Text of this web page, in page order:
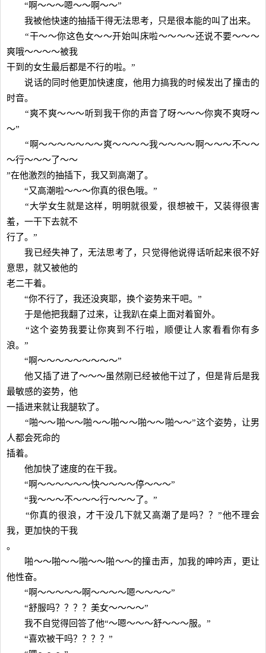
“啊～～～嗯～～啊～～”
我被他快速的抽插干得无法思考，只是很本能的叫了出来。
“干～～你这色女～～开始叫床啦～～～～还说不要～～～
爽哦～～～～被我
干到的女生最后都是不行的啦。”
说话的同时他更加快速度，他用力搞我的时候发出了撞击的
时音。
“爽不爽～～～听到我干你的声音了呀～～～你爽不爽呀～
～”
“啊～～～～～～～爽～～～～我～～～～啊～～～不～～
～行～～～了～～
”在他激烈的抽插下，我又到高潮了。
“又高潮啦～～～你真的很色哦。”
“大学女生就是这样，明明就很爱，很想被干，又装得很害
羞，一干下去就不
行了。”
我已经失神了，无法思考了，只觉得他说得话听起来很不好
意思，就又被他的
老二干着。
“你不行了，我还没爽耶，换个姿势来干吧。”
于是他把我翻了过来，让我趴在桌上面对着窗外。
“这个姿势我要让你爽到不行啦，顺便让人家看看你有多
浪。”
“啊～～～～～～～～～”
他又插了进了～～～虽然刚已经被他干过了，但是背后是我
最敏感的姿势，他
一插进来就让我腿软了。
“啪～～啪～～啪～～啪～～啪～～啪～～”这个姿势，让男
人都会死命的
插着。
他加快了速度的在干我。
“啊～～～～～～快～～～～停～～～”
“我～～～不～～～行～～～了。”
“你真的很浪，才干没几下就又高潮了是吗？？”他不理会
我，更加快的干我
。
啪～～啪～～啪～～啪～～的撞击声，加我的呻吟声，更让
他性奋。
“啊～～～～～啊～～～～嗯～～～～”
“舒服吗？？？？美女～～～～”
我不自觉得回答了他“～嗯～～～舒～～～服。”
“喜欢被干吗？？？？”